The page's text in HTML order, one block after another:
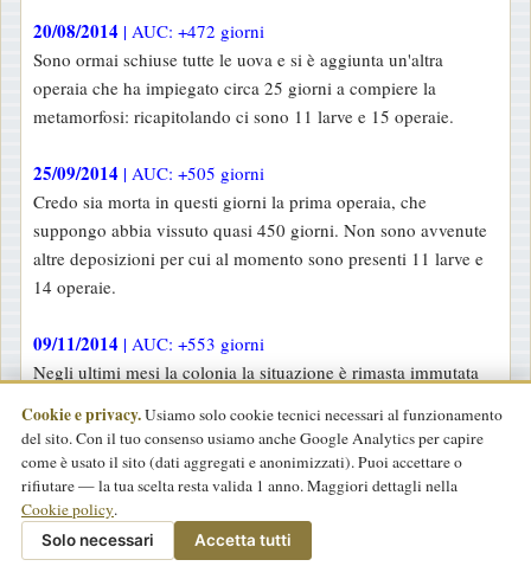
20/08/2014 | AUC: +472 giorni
Sono ormai schiuse tutte le uova e si è aggiunta un'altra
operaia che ha impiegato circa 25 giorni a compiere la
metamorfosi: ricapitolando ci sono 11 larve e 15 operaie.
25/09/2014 | AUC: +505 giorni
Credo sia morta in questi giorni la prima operaia, che
suppongo abbia vissuto quasi 450 giorni. Non sono avvenute
altre deposizioni per cui al momento sono presenti 11 larve e
14 operaie.
09/11/2014 | AUC: +553 giorni
Negli ultimi mesi la colonia la situazione è rimasta immutata
raramente e le larve stentano a crescere segno che nonostante
le temperature domestiche a cui sono tenute ormai stanno
andando in diapausa. Per tale ragione ripongo la provetta
chiusa in cui finora le ho tenute in una scatola coibentata per
trascorrere l'inverno all'esterno.
Cookie e privacy.Usiamo solo cookie tecnici necessari al funzionamento
del sito. Con il tuo consenso usiamo anche Google Analytics per capire
come è usato il sito (dati aggregati e anonimizzati). Puoi accettare o
rifiutare — la tua scelta resta valida 1 anno. Maggiori dettagli nella
Cookie policy.
Solo necessari Accetta tutti